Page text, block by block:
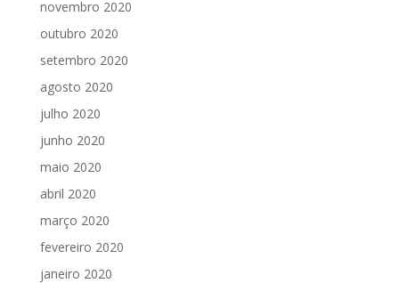
novembro 2020
outubro 2020
setembro 2020
agosto 2020
julho 2020
junho 2020
maio 2020
abril 2020
março 2020
fevereiro 2020
janeiro 2020